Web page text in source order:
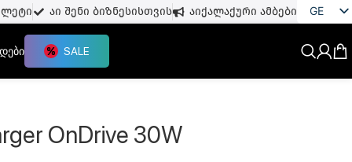
აი შენი ბიზნესისთვის აიქალაქური ამბები
GE
SALE
OnDrive 30W